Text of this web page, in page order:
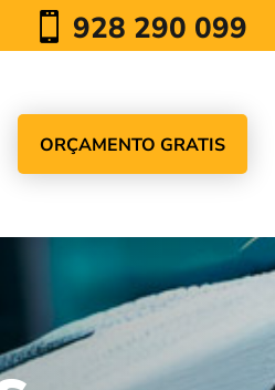
 928 290 099
ORÇAMENTO GRATIS